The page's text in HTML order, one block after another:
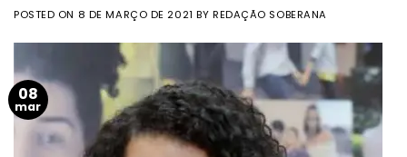
POSTED ON 8 DE MARÇO DE 2021 BY REDAÇÃO SOBERANA
08
mar